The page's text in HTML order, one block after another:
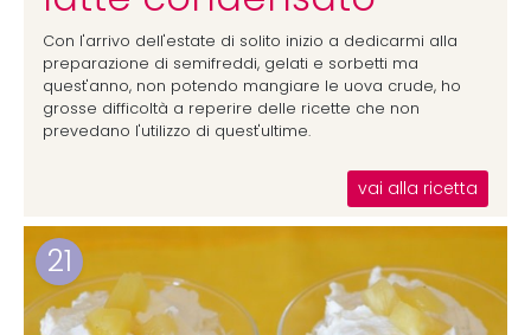
Con l'arrivo dell'estate di solito inizio a dedicarmi alla
preparazione di semifreddi, gelati e sorbetti ma
quest'anno, non potendo mangiare le uova crude, ho
grosse difficoltà a reperire delle ricette che non
prevedano l'utilizzo di quest'ultime.
vai alla ricetta
21